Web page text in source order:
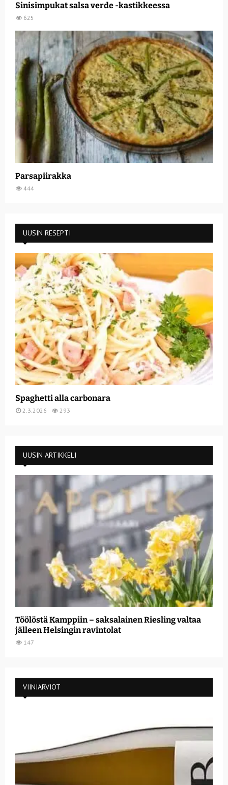
Sinisimpukat salsa verde -kastikkeessa
625
Parsapiirakka
444
UUSIN RESEPTI
Spaghetti alla carbonara
2.3.2026 293
UUSIN ARTIKKELI
Töölöstä Kamppiin – saksalainen Riesling valtaa
jälleen Helsingin ravintolat
147
VIINIARVIOT